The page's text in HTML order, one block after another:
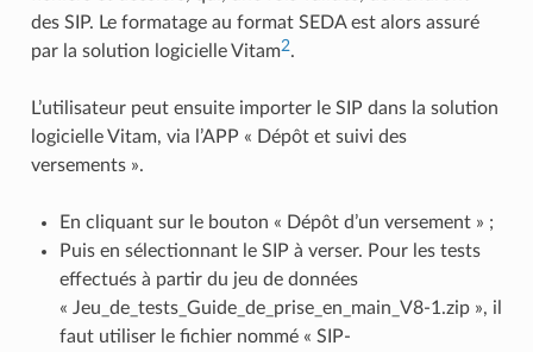
des SIP. Le formatage au format SEDA est alors assuré
par la solution logicielle Vitam2.
L’utilisateur peut ensuite importer le SIP dans la solution
logicielle Vitam, via l’APP « Dépôt et suivi des
versements ».
En cliquant sur le bouton « Dépôt d’un versement » ;
Puis en sélectionnant le SIP à verser. Pour les tests
effectués à partir du jeu de données
« Jeu_de_tests_Guide_de_prise_en_main_V8-1.zip », il
faut utiliser le fichier nommé « SIP-